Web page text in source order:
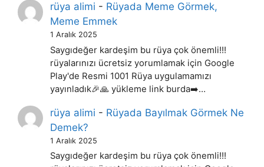
rüya alimi - Rüyada Meme Görmek,
Meme Emmek
1 Aralık 2025
Saygıdeğer kardeşim bu rüya çok önemli!!!
rüyalarınızı ücretsiz yorumlamak için Google
Play'de Resmi 1001 Rüya uygulamamızı
yayınladık🎉🙏 yükleme link burda➡️…
rüya alimi - Rüyada Bayılmak Görmek Ne
Demek?
1 Aralık 2025
Saygıdeğer kardeşim bu rüya çok önemli!!!